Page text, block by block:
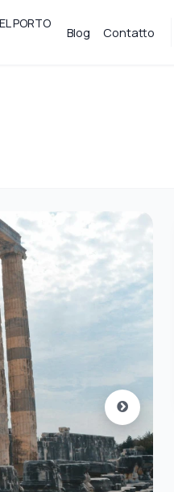
PORTO
Blog Contatto